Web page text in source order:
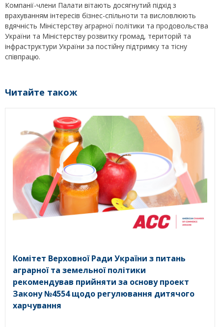
Компанії-члени Палати вітають досягнутий підхід з
врахуванням інтересів бізнес-спільноти та висловлюють
вдячність Міністерству аграрної політики та продовольства
України та Міністерству розвитку громад, територій та
інфраструктури України за постійну підтримку та тісну
співпрацю.
Читайте також
Комітет Верховної Ради України з питань
аграрної та земельної політики
рекомендував прийняти за основу проект
Закону №4554 щодо регулювання дитячого
харчування